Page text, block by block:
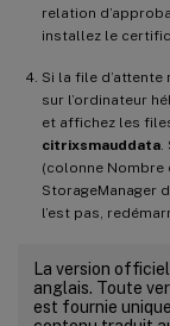
relation
installez le
Si la file d’attente
sur l’ordinateur
et affichez les
citrixsmauddata
(colonne Nombre
StorageManager
l’est pas,
La version
anglais. Toute
est fournie